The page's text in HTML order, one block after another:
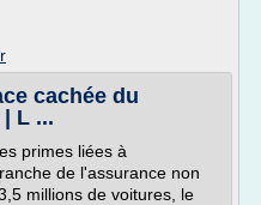
cachée du
L ...
primes liées à
de l'assurance non
millions de voitures, le